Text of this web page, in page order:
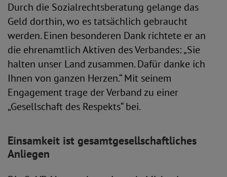
Durch die Sozialrechtsberatung gelange das
Geld dorthin, wo es tatsächlich gebraucht
werden. Einen besonderen Dank richtete er an
die ehrenamtlich Aktiven des Verbandes: „Sie
halten unser Land zusammen. Dafür danke ich
Ihnen von ganzen Herzen.“ Mit seinem
Engagement trage der Verband zu einer
„Gesellschaft des Respekts“ bei.
Einsamkeit ist gesamtgesellschaftliches
Anliegen